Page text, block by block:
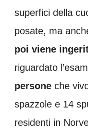
superfici della
posate, ma
poi viene
riguardato
persone che
spazzole e 14
residenti in